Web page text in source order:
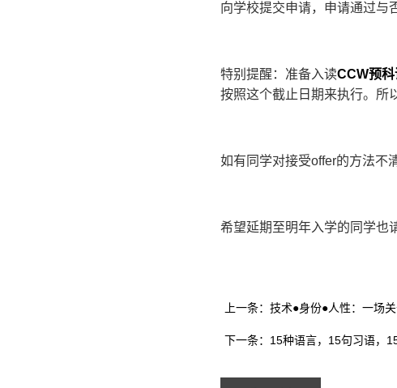
向学校提交申请，申请通过与
特别提醒：准备入读CCW预科
按照这个截止日期来执行。所
如有同学对接受offer的方法不
希望延期至明年入学的同学也
上一条：技术●身份●人性：一场
下一条：15种语言，15句习语，